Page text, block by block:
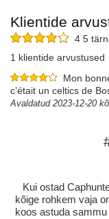
Klientide
4 5
1 klientide arvustused
Mon
c’était un celtics de
Avaldatud 2023-12-20
Kui ostad
kõige rohkem vaja
koos astuda